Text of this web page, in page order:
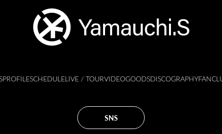
PROFILESCHEDULELIVE / TOURVIDEOGOODSDISCOGRAPHY
SNS